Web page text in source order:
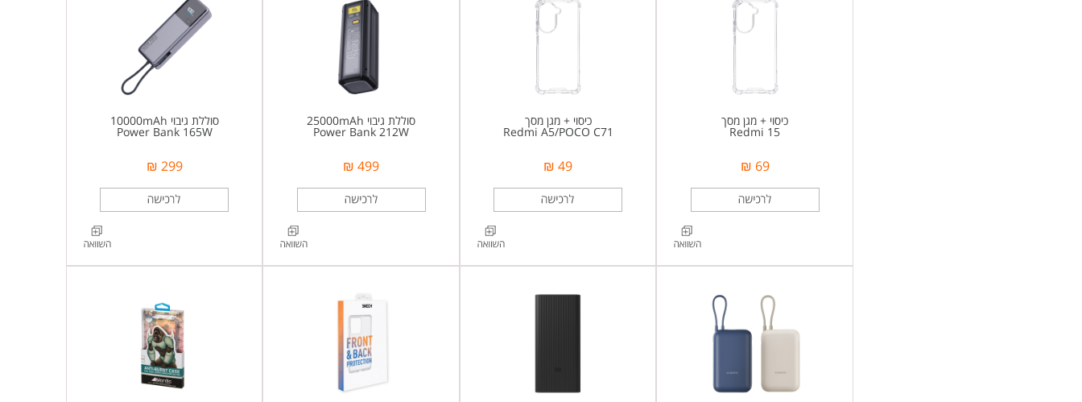
כיסוי + מגן מסך
Redmi 15
69 ₪
כיסוי + מגן מסך
Redmi A5/POCO C71
49 ₪
סוללת גיבוי 25000mAh
Power Bank 212W
499 ₪
סוללת גיבוי 10000mAh
Power Bank 165W
299 ₪